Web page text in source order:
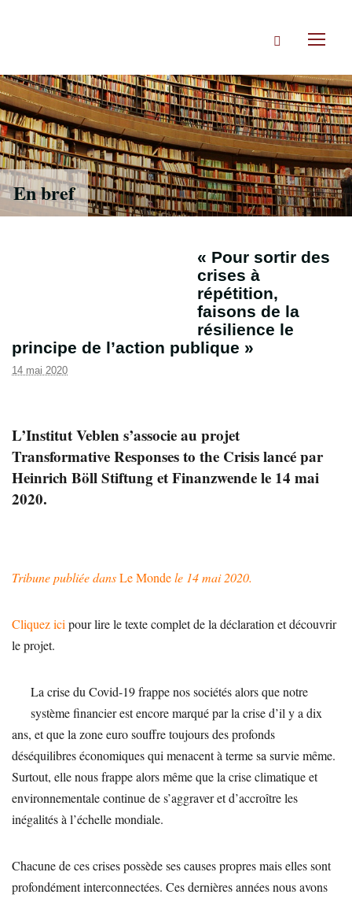
Rechercher
En bref
« Pour sortir des
crises à
répétition,
faisons de la
résilience le
principe de l’action publique »
14 mai 2020
L’Institut Veblen s’associe au projet
Transformative Responses to the Crisis lancé par
Heinrich Böll Stiftung et Finanzwende le 14 mai
2020.
Tribune publiée dansLe Mondele 14 mai 2020.
Cliquez ici pour lire le texte complet de la déclaration et découvrir
le projet.
La crise du Covid-19 frappe nos sociétés alors que notre
système financier est encore marqué par la crise d’il y a dix
ans, et que la zone euro souffre toujours des profonds
déséquilibres économiques qui menacent à terme sa survie même.
Surtout, elle nous frappe alors même que la crise climatique et
environnementale continue de s’aggraver et d’accroître les
inégalités à l’échelle mondiale.
Chacune de ces crises possède ses causes propres mais elles sont
profondément interconnectées. Ces dernières années nous avons